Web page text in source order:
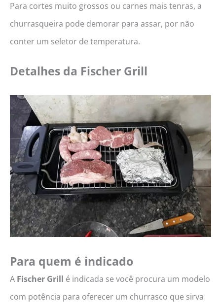
Para cortes muito grossos ou carnes mais tenras, a
churrasqueira pode demorar para assar, por não
conter um seletor de temperatura.
Detalhes da Fischer Grill
Para quem é indicado
A Fischer Grill é indicada se você procura um modelo
com potência para oferecer um churrasco que sirva